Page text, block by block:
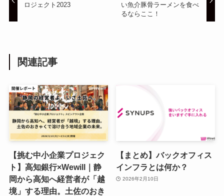
ロジェクト2023
い魚介豚骨ラーメンを食べ
るならここ！
関連記事
【挑む中小企業プロジェク
ト】高知銀行×Wewill｜静
岡から高知へ経営者が「越
境」する理由。土佐のおき
【まとめ】バックオフィス
インフラとは何か？
2026年2月10日